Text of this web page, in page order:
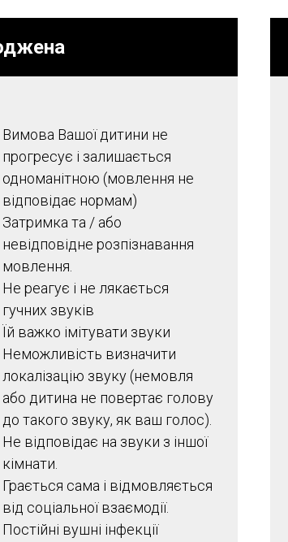
Вимова Вашої дитини не
прогресує і залишається
одноманітною (мовлення не
відповідає нормам)
Затримка та / або
невідповідне розпізнавання
мовлення.
Не реагує і не лякається
гучних звуків
Їй важко імітувати звуки
Неможливість визначити
локалізацію звуку (немовля
або дитина не повертає голову
до такого звуку, як ваш голос).
Не відповідає на звуки з іншої
кімнати.
Грається сама і відмовляється
від соціальної взаємодії.
Постійні вушні інфекції